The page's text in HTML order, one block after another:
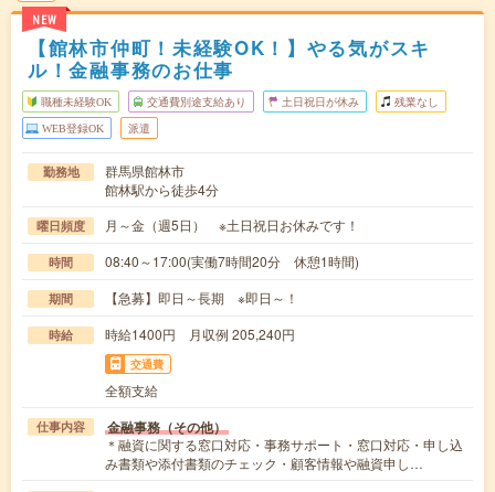
NEW
【館林市仲町！未経験OK！】やる気がスキ
ル！金融事務のお仕事
職種未経験OK 交通費別途支給あり 土日祝日が休み 残業なし
WEB登録OK 派遣
勤務地
群馬県館林市
館林駅から徒歩4分
曜日頻度 月～金（週5日） ※土日祝日お休みです！
時間 08:40～17:00(実働7時間20分 休憩1時間)
期間 【急募】即日～長期 ※即日～！
時給 時給1400円 月収例 205,240円
交通費
全額支給
仕事内容 金融事務（その他）
＊融資に関する窓口対応・事務サポート・窓口対応・申し込
み書類や添付書類のチェック・顧客情報や融資申し…